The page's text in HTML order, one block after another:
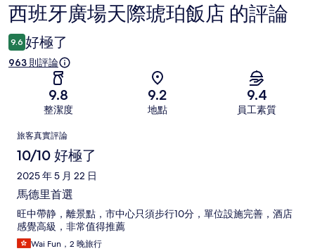
評
論
西班牙廣場天際琥珀飯店 的評論
9.6 好極了
963 則評論
9.8
整潔度
9.2
地點
9.4
員工素質
評
論
旅客真實評論
10/10 好極了
2025 年 5 月 22 日
馬德里首選
旺中帶静，離景點，市中心只須步行10分，單位設施完善，酒店
感覺高級，非常值得推薦
Wai Fun，2 晚旅行